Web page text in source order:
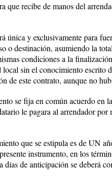
que recibe de manos del
única y exclusivamente para
o destinación, asumiendo la
condiciones a la
sin el conocimiento escrito
de este contrato, aunque no
se fija en común acuerdo en
le pagara al arrendador por
que se estipula es de UN
instrumento, en los
días de anticipación se deberá